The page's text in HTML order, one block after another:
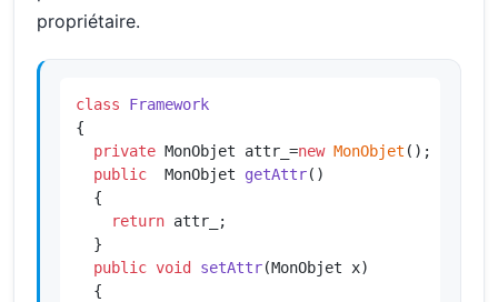
propriétaire.
class
Framework
{
private MonObjet attr_=new MonObjet ();
public
  MonObjet
getAttr()
{
return attr_;
  }
public void setAttr(MonObjet x)
{